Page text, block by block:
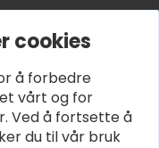
cookies
å forbedre
vårt og for
Ved å fortsette å
du til vår bruk